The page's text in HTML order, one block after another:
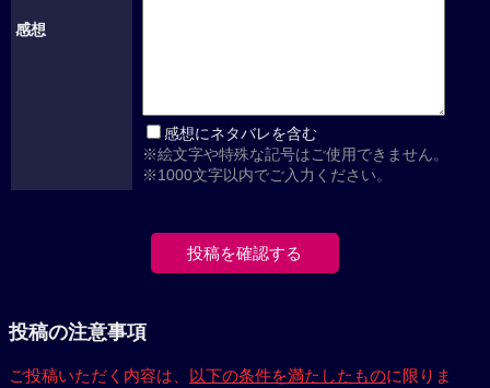
感想
感想にネタバレを含む
※絵文字や特殊な記号はご使用できません。
※1000文字以内でご入力ください。
投稿の注意事項
ご投稿いただく内容は、 以下の条件を満たしたものに限りま